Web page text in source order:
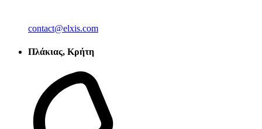
contact@elxis.com
Πλάκιας, Κρήτη